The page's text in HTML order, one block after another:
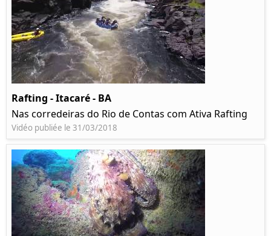
Rafting - Itacaré - BA
Nas corredeiras do Rio de Contas com Ativa Rafting
Vidéo publiée le 31/03/2018